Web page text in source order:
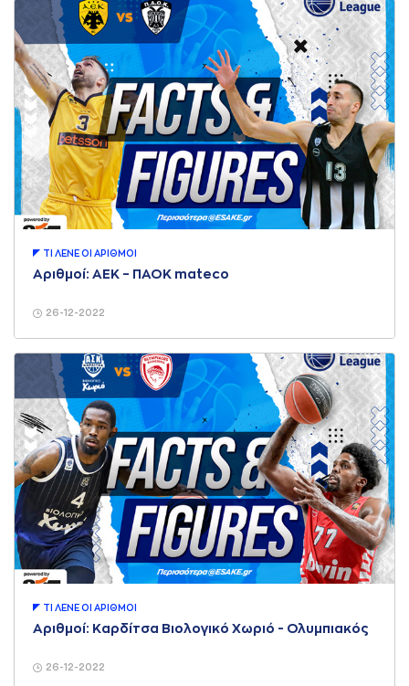
26-12-2022
ΤΙ ΛΕΝΕ ΟΙ AΡΙΘΜΟΙ
Αριθμοί: ΑΕΚ – ΠΑΟΚ mateco
26-12-2022
ΤΙ ΛΕΝΕ ΟΙ AΡΙΘΜΟΙ
Αριθμοί: Καρδίτσα Βιολογικό Χωριό - Ολυμπιακός